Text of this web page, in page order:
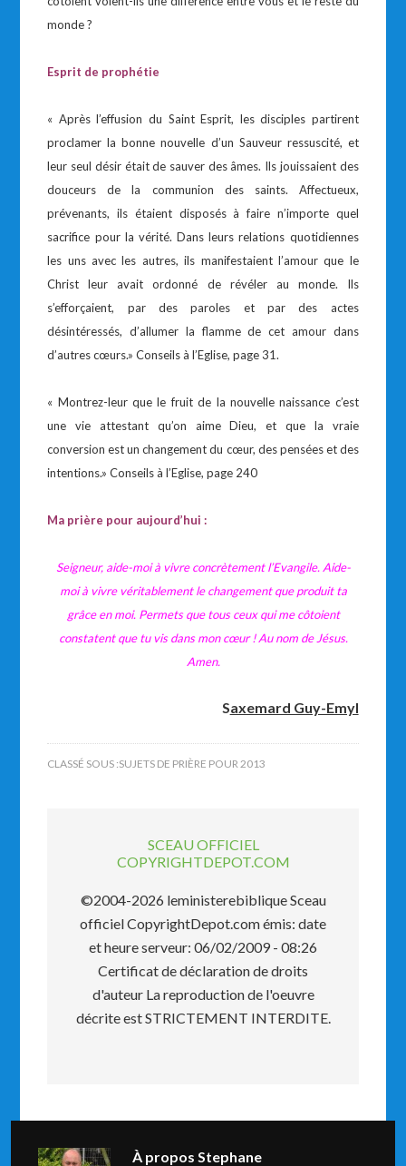
monde ?
Esprit de prophétie
« Après l’effusion du Saint Esprit, les disciples partirent
proclamer la bonne nouvelle d’un Sauveur ressuscité, et
leur seul désir était de sauver des âmes. Ils jouissaient des
douceurs de la communion des saints. Affectueux,
prévenants, ils étaient disposés à faire n’importe quel
sacrifice pour la vérité. Dans leurs relations quotidiennes
les uns avec les autres, ils manifestaient l’amour que le
Christ leur avait ordonné de révéler au monde. Ils
s’efforçaient, par des paroles et par des actes
désintéressés, d’allumer la flamme de cet amour dans
d’autres cœurs.» Conseils à l’Eglise, page 31.
« Montrez-leur que le fruit de la nouvelle naissance c’est
une vie attestant qu’on aime Dieu, et que la vraie
conversion est un changement du cœur, des pensées et des
intentions.» Conseils à l’Eglise, page 240
Ma prière pour aujourd’hui :
Seigneur, aide-moi à vivre concrètement l’Evangile. Aide-
moi à vivre véritablement le changement que produit ta
grâce en moi. Permets que tous ceux qui me côtoient
constatent que tu vis dans mon cœur ! Au nom de Jésus.
Amen.
Saxemard Guy-Emyl
CLASSÉ SOUS :SUJETS DE PRIÈRE POUR 2013
SCEAU OFFICIEL
COPYRIGHTDEPOT.COM
©2004-2026 leministerebiblique Sceau
officiel CopyrightDepot.com émis: date
et heure serveur: 06/02/2009 - 08:26
Certificat de déclaration de droits
d'auteur La reproduction de l'oeuvre
décrite est STRICTEMENT INTERDITE.
À proposStephane